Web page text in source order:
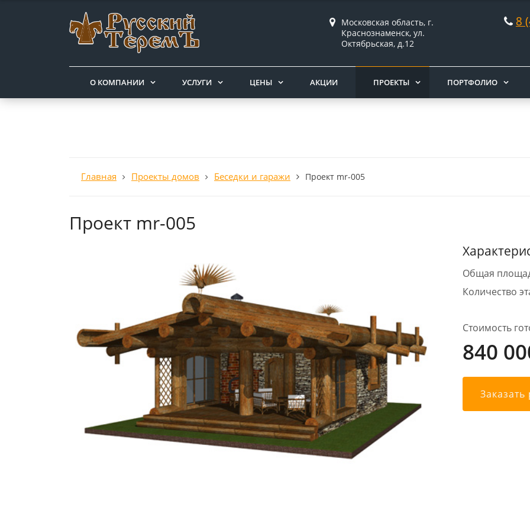
Московская область, г.
Краснознаменск, ул.
Октябрьская, д.12
8
О КОМПАНИИ УСЛУГИ ЦЕНЫ АКЦИИ ПРОЕКТЫ ПОРТФОЛИО
Главная Проекты домов Беседки и гаражи Проект mr-005
Проект mr-005
Общая
Количество
Стоимость
840